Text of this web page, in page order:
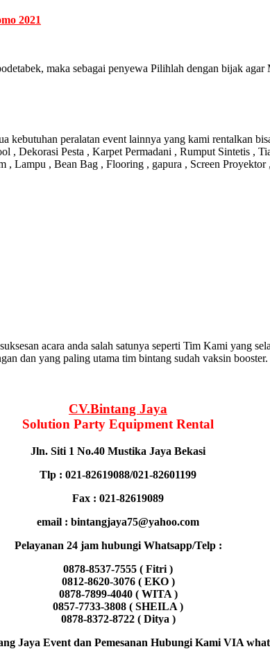
2021
maka sebagai penyewa Pilihlah dengan bijak
peralatan event lainnya yang kami rentalkan
, Dekorasi Pesta , Karpet Permadani , Rumput Sintetis ,
Lampu , Bean Bag , Flooring , gapura , Screen
acara anda salah satunya seperti Tim Kami yang
dan yang paling utama tim bintang sudah vaksin booster.
CV.Bintang Jaya
Solution Party Equipment Rental
Jln. Siti 1 No.40 Mustika Jaya Bekasi
Tlp : 021-82619088/021-82601199
Fax : 021-82619089
email : bintangjaya75@yahoo.com
Pelayanan 24 jam hubungi Whatsapp/Telp :
0878-8537-7555 ( Fitri )
0812-8620-3076 ( EKO )
0878-7899-4040 ( WITA )
0857-7733-3808 ( SHEILA )
0878-8372-8722 ( Ditya )
Jaya Event dan Pemesanan Hubungi Kami VIA